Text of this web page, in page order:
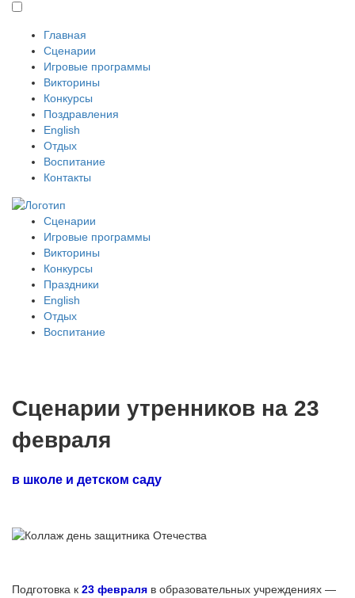
Главная
Сценарии
Игровые программы
Викторины
Конкурсы
Поздравления
English
Отдых
Воспитание
Контакты
Сценарии
Игровые программы
Викторины
Конкурсы
Праздники
English
Отдых
Воспитание
Сценарии утренников на 23
февраля
в школе и детском саду
Подготовка к 23 февраля в образовательных учреждениях —